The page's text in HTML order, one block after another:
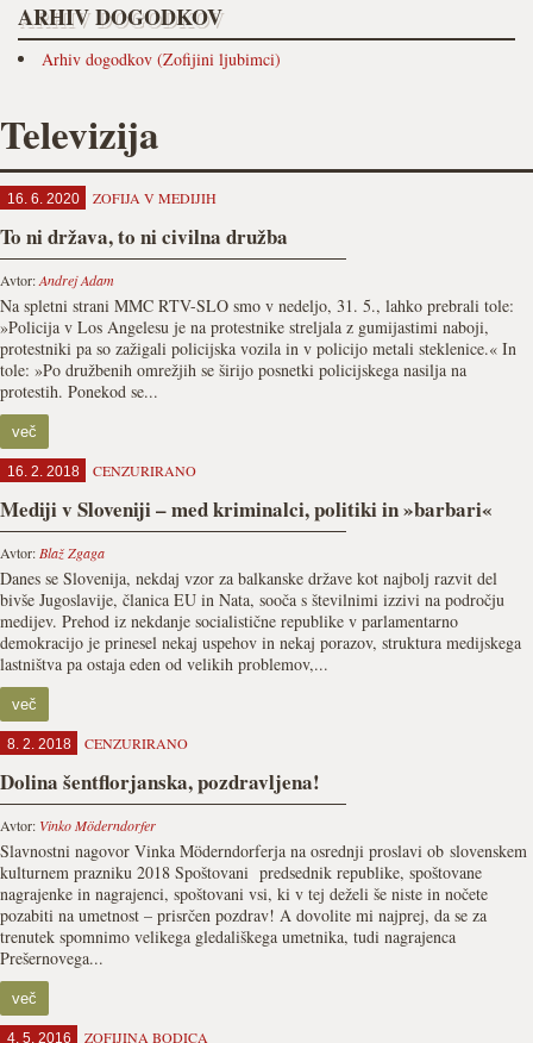
ARHIV DOGODKOV
Arhiv dogodkov (Zofijini ljubimci)
Televizija
16. 6. 2020 ZOFIJA V MEDIJIH
To ni država, to ni civilna družba
Avtor:Andrej Adam
Na spletni strani MMC RTV-SLO smo v nedeljo, 31. 5., lahko prebrali tole:
»Policija v Los Angelesu je na protestnike streljala z gumijastimi naboji,
protestniki pa so zažigali policijska vozila in v policijo metali steklenice.« In
tole: »Po družbenih omrežjih se širijo posnetki policijskega nasilja na
protestih. Ponekod se...
več
16. 2. 2018 CENZURIRANO
Mediji v Sloveniji – med kriminalci, politiki in »barbari«
Avtor: Blaž Zgaga
Danes se Slovenija, nekdaj vzor za balkanske države kot najbolj razvit del
bivše Jugoslavije, članica EU in Nata, sooča s številnimi izzivi na področju
medijev. Prehod iz nekdanje socialistične republike v parlamentarno
demokracijo je prinesel nekaj uspehov in nekaj porazov, struktura medijskega
lastništva pa ostaja eden od velikih problemov,...
več
8. 2. 2018 CENZURIRANO
Dolina šentflorjanska, pozdravljena!
Avtor: Vinko Möderndorfer
Slavnostni nagovor Vinka Möderndorferja na osrednji proslavi ob slovenskem
kulturnem prazniku 2018 Spoštovani predsednik republike, spoštovane
nagrajenke in nagrajenci, spoštovani vsi, ki v tej deželi še niste in nočete
pozabiti na umetnost – prisrčen pozdrav! A dovolite mi najprej, da se za
trenutek spomnimo velikega gledališkega umetnika, tudi nagrajenca
Prešernovega...
več
4. 5. 2016 ZOFIJINA BODICA